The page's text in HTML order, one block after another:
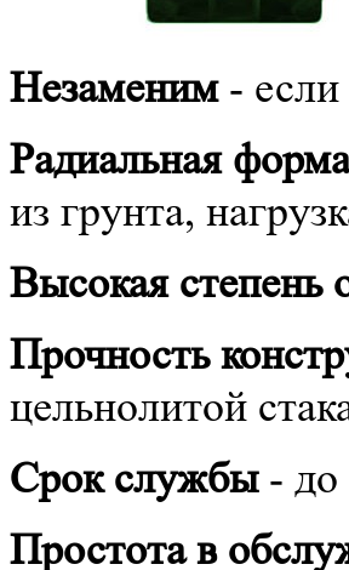
Незаменим- если
Радиальная форма
из грунта,
Высокая степень
Прочность
цельнолитой
Срок службы- до
Простота в